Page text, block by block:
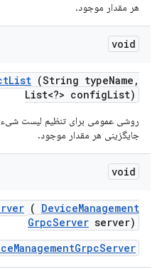
هر مقدار موجود.
void
List (String typeName ,
List<?> configList)
روشی عمومی برای تنظیم لیست شیء
جایگزینی هر مقدار موجود.
void
( DeviceManagement
GrpcServer server)